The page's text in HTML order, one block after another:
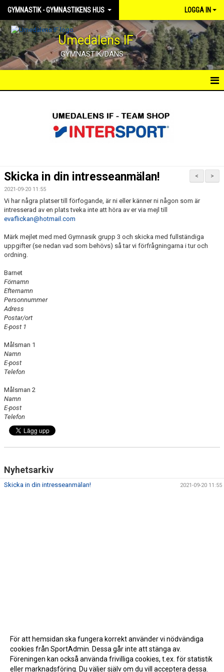
GYMNASTIK - GYMNASTIKENS HUS LOGGA IN
Umedalens IF
GYMNASTIK/DANS
BILDGALLERI
DOKUMENT
>
<
Skicka in din intresseanmälan!
2021-09-20 11:55
Vi har några platser till förfogande, är ni eller känner ni någon som är
intresserad av en plats tveka inte att höra av er via mejl till
evaflickan@hotmail.com
Märk mejlet med med Gymnasik grupp 3 och skicka med fullständiga
uppgifter (se nedan vad som behövs) så tar vi förfrågningarna i tur och
ordning.
Barnet
Förnamn
Efternamn
Personnummer
Adress
Postar/ort
E-post 1
Målsman 1
Namn
E-post
Telefon
Målsman 2
Namn
E-post
Telefon
Nyhetsarkiv
Skicka in din intresseanmälan! 2021-09-20 11:55
För att hemsidan ska fungera korrekt använder vi nödvändiga
cookies från SportAdmin. Dessa går inte att stänga av.
Föreningen kan också använda frivilliga cookies, t.ex. för statistik
eller marknadsföring. Du väljer själv om du vill acceptera dessa.